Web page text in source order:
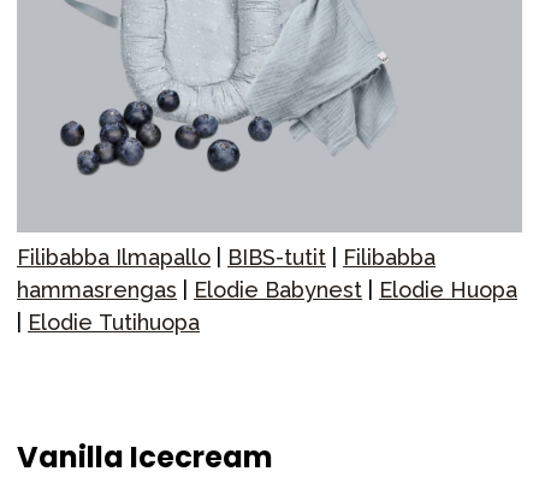
Filibabba Ilmapallo BIBS-tutit
Filibabba
hammasrengas
Elodie Babynest
Elodie Huopa
Elodie Tutihuopa
Vanilla Icecream